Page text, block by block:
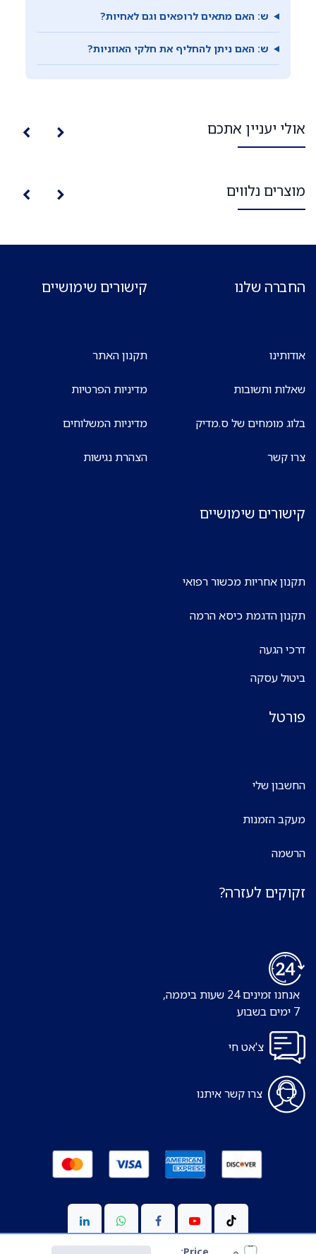
ש: האם מתאים לרופאים וגם לאחיות?
ש: האם ניתן להחליף את חלקי האוזניות?
אולי יעניין אתכם
מוצרים נלווים
החברה שלנו
אודותינו
שאלות ותשובות
בלוג מומחים של ס.מדיק
צרו קשר
קישורים שימושיים
תקנון האתר
מדיניות הפרטיות
מדיניות המשלוחים
הצהרת נגישות
קישורים שימושיים
תקנון אחריות מכשור רפואי
תקנון הדגמת כיסא הרמה
דרכי הגעה
ביטול עסקה
פורטל
החשבון שלי
מעקב הזמנות
הרשמה
זקוקים לעזרה?
אנחנו זמינים 24 שעות ביממה,
צ'אט חי
צרו קשר איתנו